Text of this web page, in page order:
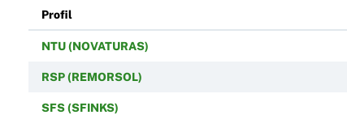
Profil
NTU (NOVATURAS)
RSP (REMORSOL)
SFS (SFINKS)